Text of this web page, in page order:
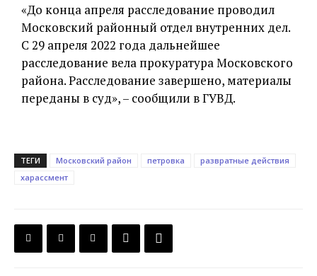
«До конца апреля расследование проводил
Московский районный отдел внутренних дел.
С 29 апреля 2022 года дальнейшее
расследование вела прокуратура Московского
района. Расследование завершено, материалы
переданы в суд», – сообщили в ГУВД.
ТЕГИ Московский район петровка
развратные действия
харассмент